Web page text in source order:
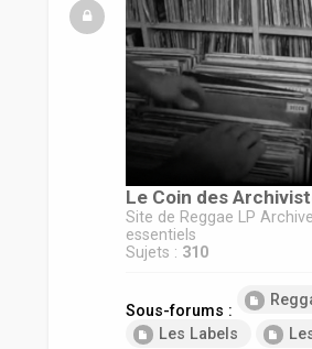
Le Coin des
Site de Reggae LP
essentiels
Sujets : 310
Sous-forums :
Les Labels